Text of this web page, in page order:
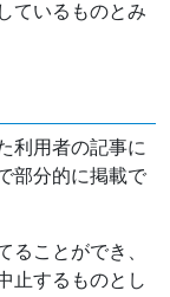
ているものとみ
利用者の記事に
部分的に掲載で
ることができ、
止するものとし